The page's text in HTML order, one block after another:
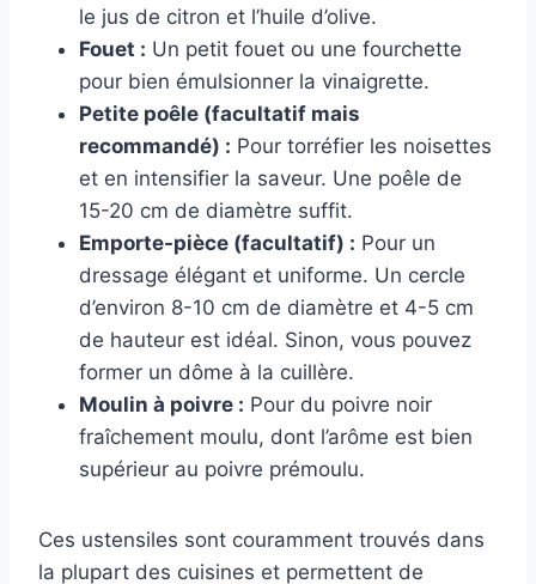
le jus de citron et l’huile d’olive.
Fouet : Un petit fouet ou une fourchette
pour bien émulsionner la vinaigrette.
Petite poêle (facultatif mais
recommandé) : Pour torréfier les noisettes
et en intensifier la saveur. Une poêle de
15-20 cm de diamètre suffit.
Emporte-pièce (facultatif) : Pour un
dressage élégant et uniforme. Un cercle
d’environ 8-10 cm de diamètre et 4-5 cm
de hauteur est idéal. Sinon, vous pouvez
former un dôme à la cuillère.
Moulin à poivre : Pour du poivre noir
fraîchement moulu, dont l’arôme est bien
supérieur au poivre prémoulu.
Ces ustensiles sont couramment trouvés dans
la plupart des cuisines et permettent de